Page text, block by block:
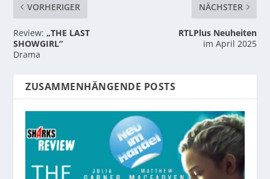
VORHERIGER
Review:„THE LAST
SHOWGIRL“
Drama
NÄCHSTER
RTLPlus Neuheiten
im April 2025
ZUSAMMENHÄNGENDE POSTS